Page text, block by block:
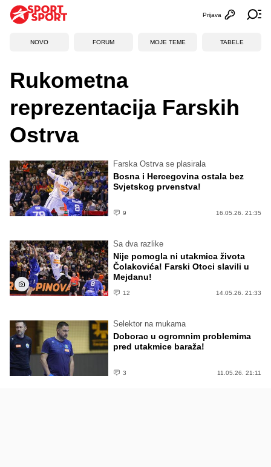
Otvori
Prijava
NOVO FORUM MOJE TEME TABELE
Rukometna
reprezentacija Farskih
Ostrva
Farska Ostrva se plasirala
Bosna i Hercegovina ostala bez
Svjetskog prvenstva!
9 16.05.26. 21:35
Sa dva razlike
Nije pomogla ni utakmica života
Čolakovića! Farski Otoci slavili u
Mejdanu!
12 14.05.26. 21:33
Selektor na mukama
Doborac u ogromnim problemima
pred utakmice baraža!
3 11.05.26. 21:11